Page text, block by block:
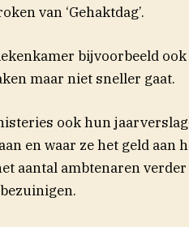
van ‘Gehaktdag’.
bijvoorbeeld
maar niet sneller gaat.
ook hun
en waar ze het geld aan
aantal ambtenaren